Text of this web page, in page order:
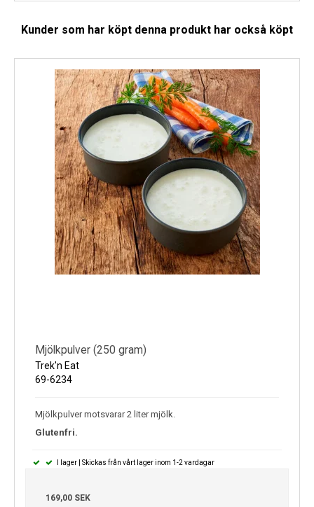
Kunder som har köpt denna produkt har också köpt
Mjölkpulver (250 gram)
Trek'n Eat
69-6234
Mjölkpulver motsvarar 2 liter mjölk.
Glutenfri.
I lager | Skickas från vårt lager inom 1-2 vardagar
169,00 SEK